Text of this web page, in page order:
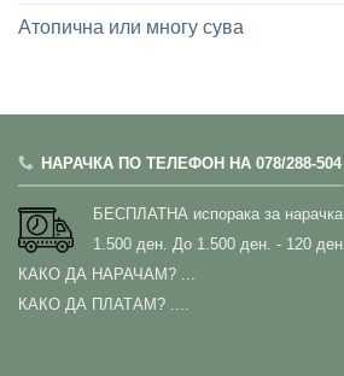
Атопична или многу сува
НАРАЧКА ПО ТЕЛЕФОН НА 078/288-504
БЕСПЛАТНА испорака за
1.500 ден. До 1.500 ден. - 120
КАКО ДА НАРАЧАМ? ...
КАКО ДА ПЛАТАМ? ....